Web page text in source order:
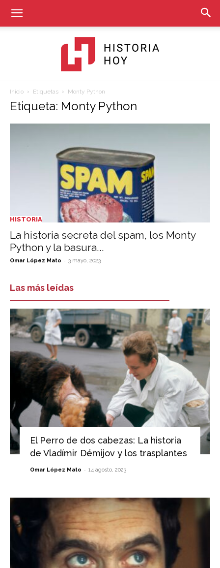
Inicio Etiquetas Monty Python
Etiqueta: Monty Python
HISTORIA
La historia secreta del spam, los Monty
Python y la basura...
Omar López Mato - 3 mayo, 2023
Las más leídas
El Perro de dos cabezas: La historia
de Vladímir Démijov y los trasplantes
Omar López Mato - 14 agosto, 2023